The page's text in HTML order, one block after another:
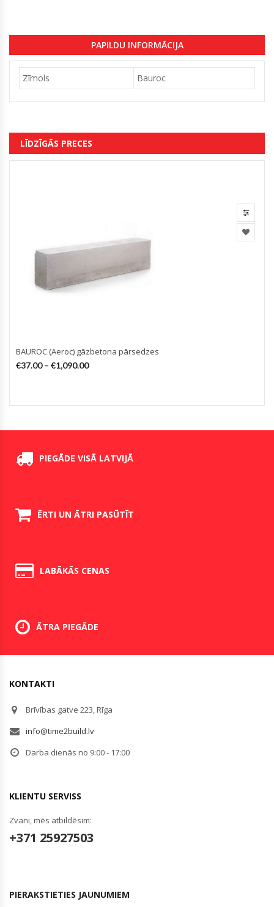
PAPILDU INFORMĀCIJA
Zīmols Bauroc
LĪDZĪGĀS PRECES
BAUROC (Aeroc) gāzbetona pārsedzes
€37.00– €1,090.00
PIEGĀDE VISĀ LATVIJĀ
ĒRTI UN ĀTRI PASŪTĪT
LABĀKĀS CENAS
ĀTRA PIEGĀDE
KONTAKTI
Brīvības gatve 223, Rīga
info@time2build.lv
Darba dienās no 9:00 - 17:00
KLIENTU SERVISS
Zvani, mēs atbildēsim:
+371 25927503
PIERAKSTIETIES JAUNUMIEM